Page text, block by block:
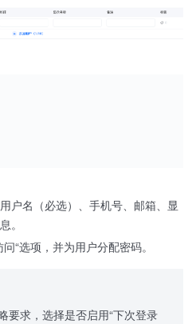
户名（必选）、手机号、邮箱、显
。
“选项，并为用户分配密码。
要求，选择是否启用“下次登录